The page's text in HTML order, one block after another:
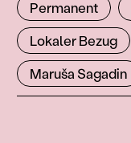
Permanent
Lokaler Bezug
Maruša Sagadin